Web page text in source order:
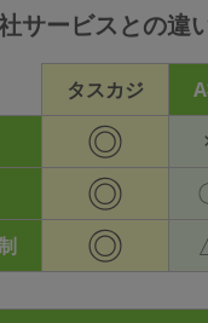
サービスとの違
タスカジ
◎
◎
◎